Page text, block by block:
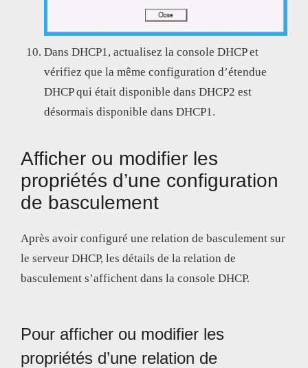
Dans DHCP1, actualisez la console DHCP et
vérifiez que la même configuration d’étendue
DHCP qui était disponible dans DHCP2 est
désormais disponible dans DHCP1.
Afficher ou modifier les
propriétés d’une configuration
de basculement
Après avoir configuré une relation de basculement sur
le serveur DHCP, les détails de la relation de
basculement s’affichent dans la console DHCP.
Pour afficher ou modifier les
propriétés d’une relation de